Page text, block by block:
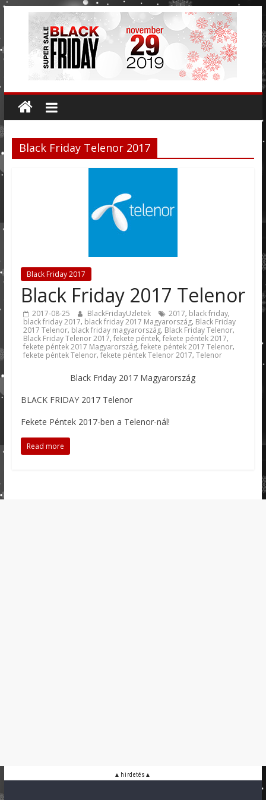
Black Friday Telenor 2017
Black Friday 2017
Black Friday 2017 Telenor
2017-08-25 BlackFridayUzletek 2017, black friday,
black friday 2017, black friday 2017 Magyarország, Black Friday
2017 Telenor, black friday magyarország, Black Friday Telenor,
Black Friday Telenor 2017, fekete péntek, fekete péntek 2017,
fekete péntek 2017 Magyarország, fekete péntek 2017 Telenor,
fekete péntek Telenor, fekete péntek Telenor 2017, Telenor
Black Friday 2017 Magyarország
BLACK FRIDAY 2017 Telenor
Fekete Péntek 2017-ben a Telenor-nál!
Read more